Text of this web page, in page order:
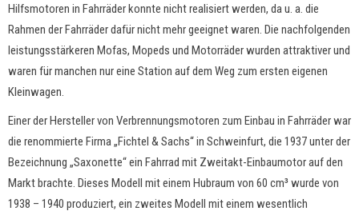
Hilfsmotoren in Fahrräder konnte nicht realisiert werden, da u. a. die
Rahmen der Fahrräder dafür nicht mehr geeignet waren. Die nachfolgenden
leistungsstärkeren Mofas, Mopeds und Motorräder wurden attraktiver und
waren für manchen nur eine Station auf dem Weg zum ersten eigenen
Kleinwagen.
Einer der Hersteller von Verbrennungsmotoren zum Einbau in Fahrräder war
die renommierte Firma „Fichtel & Sachs“ in Schweinfurt, die 1937 unter der
Bezeichnung „Saxonette“ ein Fahrrad mit Zweitakt-Einbaumotor auf den
Markt brachte. Dieses Modell mit einem Hubraum von 60 cm³ wurde von
1938 – 1940 produziert, ein zweites Modell mit einem wesentlich